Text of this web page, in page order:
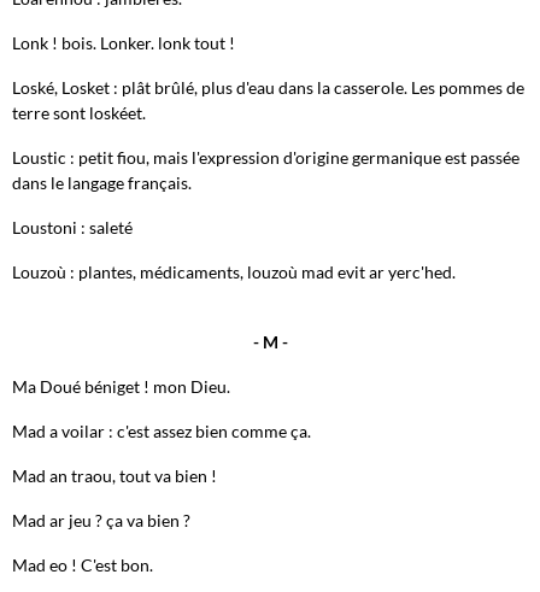
Lonk ! bois. Lonker. lonk tout !
Loské, Losket : plât brûlé, plus d'eau dans la casserole. Les pommes de
terre sont loskéet.
Loustic : petit fiou, mais l'expression d'origine germanique est passée
dans le langage français.
Loustoni : saleté
Louzoù : plantes, médicaments, louzoù mad evit ar yerc'hed.
- M -
Ma Doué béniget ! mon Dieu.
Mad a voilar : c'est assez bien comme ça.
Mad an traou, tout va bien !
Mad ar jeu ? ça va bien ?
Mad eo ! C'est bon.